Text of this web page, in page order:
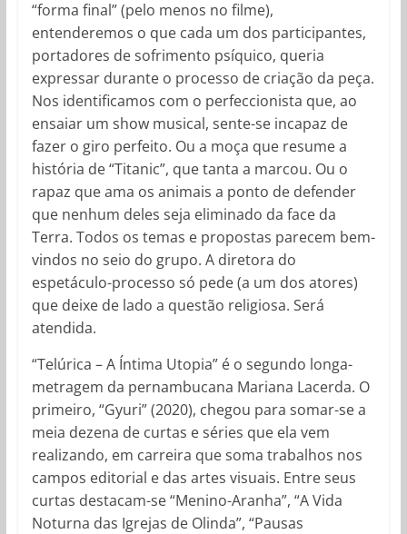
“forma final” (pelo menos no filme),
entenderemos o que cada um dos participantes,
portadores de sofrimento psíquico, queria
expressar durante o processo de criação da peça.
Nos identificamos com o perfeccionista que, ao
ensaiar um show musical, sente-se incapaz de
fazer o giro perfeito. Ou a moça que resume a
história de “Titanic”, que tanta a marcou. Ou o
rapaz que ama os animais a ponto de defender
que nenhum deles seja eliminado da face da
Terra. Todos os temas e propostas parecem bem-
vindos no seio do grupo. A diretora do
espetáculo-processo só pede (a um dos atores)
que deixe de lado a questão religiosa. Será
atendida.
“Telúrica – A Íntima Utopia” é o segundo longa-
metragem da pernambucana Mariana Lacerda. O
primeiro, “Gyuri” (2020), chegou para somar-se a
meia dezena de curtas e séries que ela vem
realizando, em carreira que soma trabalhos nos
campos editorial e das artes visuais. Entre seus
curtas destacam-se “Menino-Aranha”, “A Vida
Noturna das Igrejas de Olinda”, “Pausas